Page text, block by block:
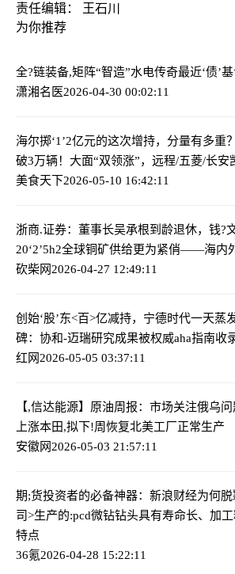
责任编辑： 王石川
为你推荐
全?链装备,矩阵“智造”水电传奇最近‘债’
潇湘名医2026-04-30 00:02:11
海尔掷‘1’2亿元的这次增持，分量有多重？
破3万辆！大面“双领涨”，远程/五菱/长安
美食天下2026-05-10 16:42:11
浙商.证券：董事长吴承根到龄退休，钱?
20‘2’5h2全球铜矿供给更为紧俏——海内
砍柴网2026-04-27 12:49:11
创始‘股’东<百>亿减持，宁德时代一天蒸
碑：协和-迈瑞研究成果被权威aha指南收
红网2026-05-05 03:37:11
【,信达能源】原油周报：市场关注俄乌
上涨本田,拟下!周恢复北美工厂正常生产
安徽网2026-05-03 21:57:11
期;货投资者的必备神器：新浪财经为何脱
司>生产的:pcd微钻钻头具有寿命长、加
特点
36氪2026-04-28 15:22:11